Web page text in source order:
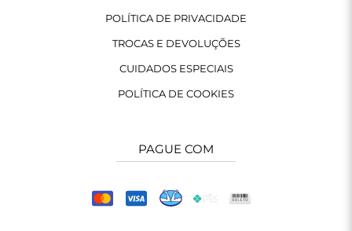
POLÍTICA DE PRIVACIDADE
TROCAS E DEVOLUÇÕES
CUIDADOS ESPECIAIS
POLÍTICA DE COOKIES
PAGUE COM